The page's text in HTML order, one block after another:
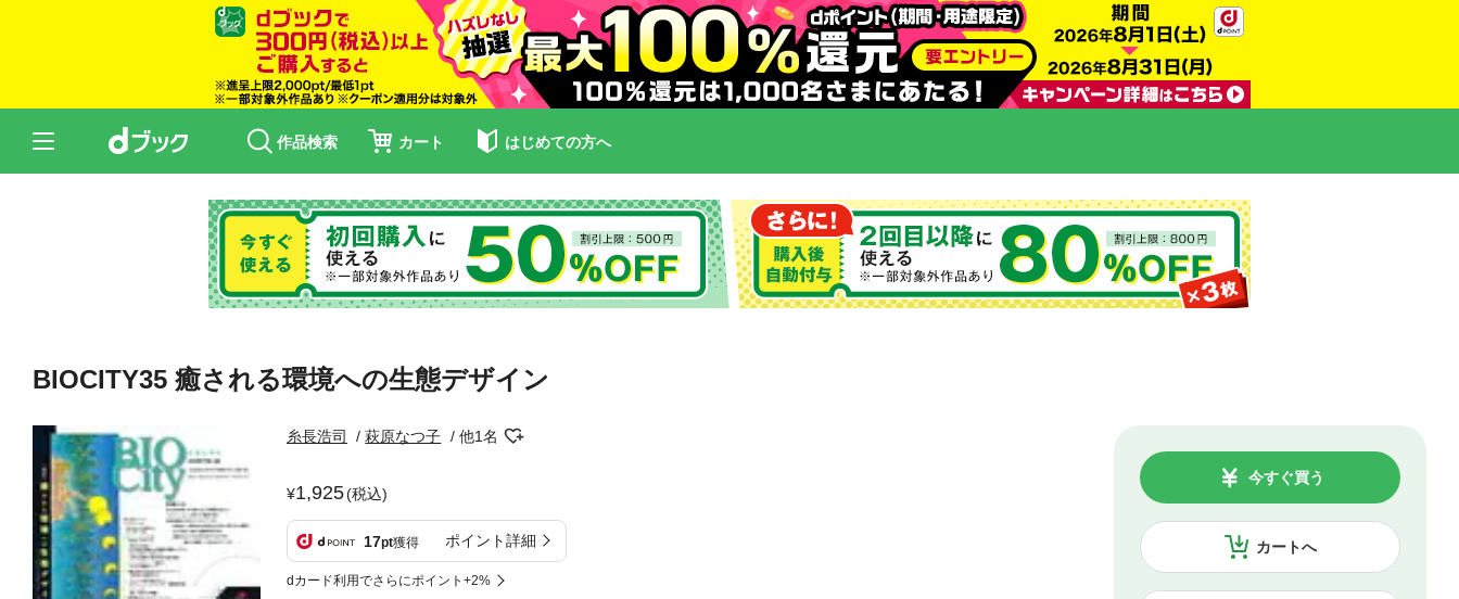
作品検索 カート はじめての方へ
BIOCITY35 癒される環境への生態デザイン
糸長浩司 萩原なつ子 他1名
1,925(税込)
17pt獲得 ポイント詳細
dカード利用でさらにポイント+2%
カートへ
今すぐ買う